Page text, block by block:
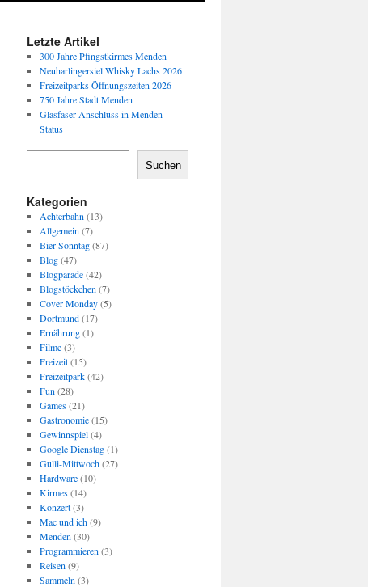
Letzte Artikel
300 Jahre Pfingstkirmes Menden
Neuharlingersiel Whisky Lachs 2026
Freizeitparks Öffnungszeiten 2026
750 Jahre Stadt Menden
Glasfaser-Anschluss in Menden –
Status
Suchen
Kategorien
Achterbahn (13)
Allgemein (7)
Bier-Sonntag(87)
Blog(47)
Blogparade(42)
Blogstöckchen (7)
Cover Monday(5)
Dortmund(17)
Ernährung(1)
Filme(3)
Freizeit(15)
Freizeitpark(42)
Fun (28)
Games(21)
Gastronomie(15)
Gewinnspiel(4)
Google Dienstag(1)
Gulli-Mittwoch(27)
Hardware(10)
Kirmes(14)
Konzert(3)
Mac und ich(9)
Menden (30)
Programmieren (3)
Reisen (9)
Sammeln (3)